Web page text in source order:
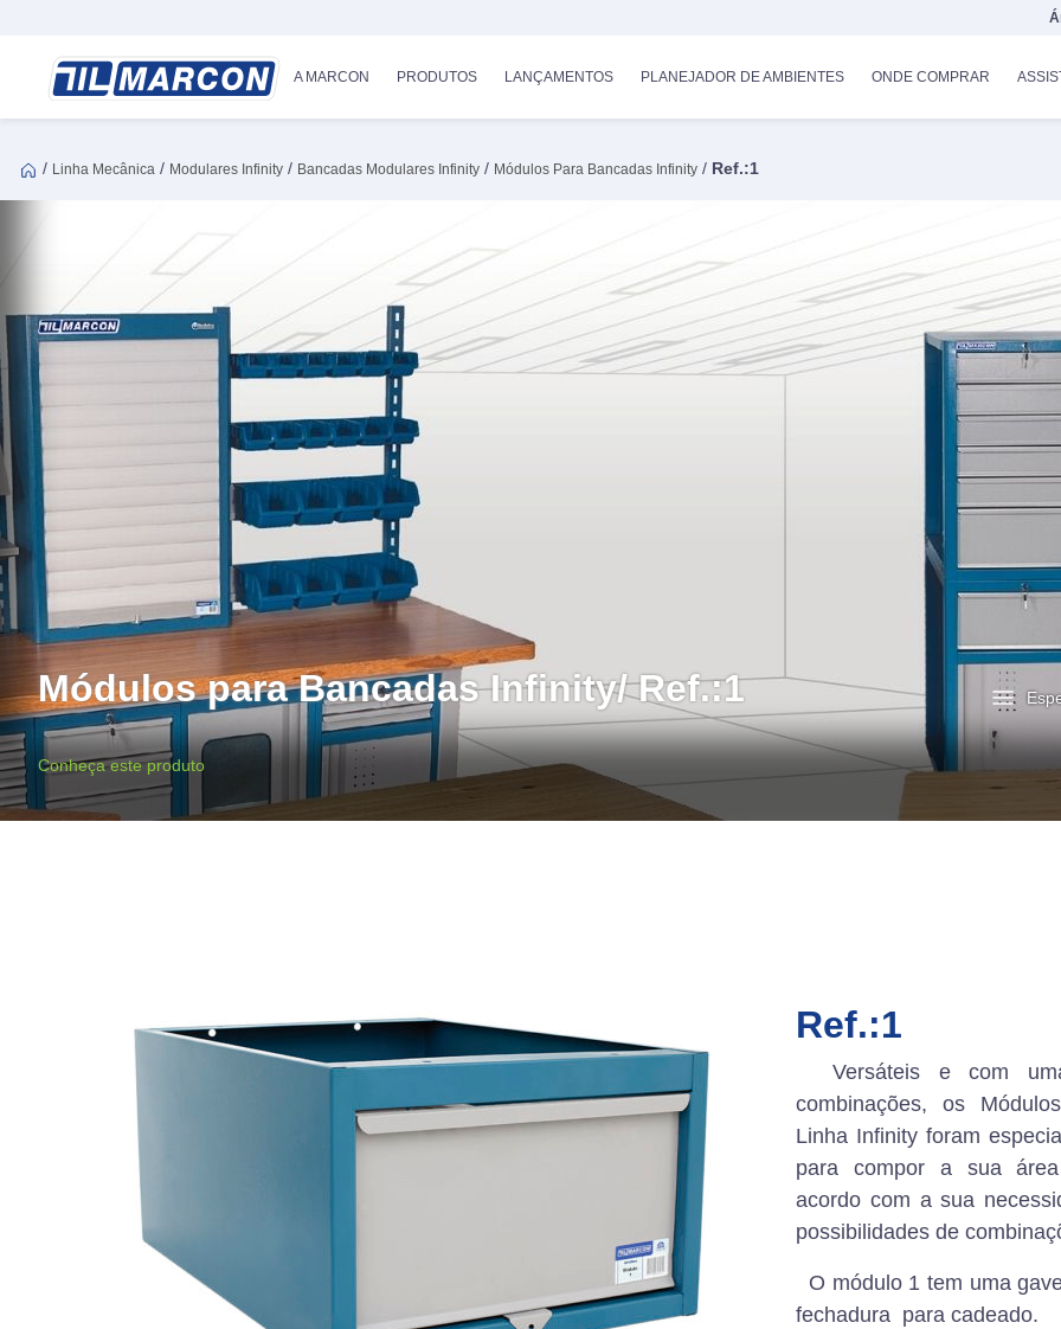
A MARCON PRODUTOS LANÇAMENTOS PLANEJADOR DE AMBIENTES ONDE COMPRAR
/ Linha Mecânica / Modulares Infinity / Bancadas Modulares Infinity / Módulos Para Bancadas Infinity / Ref.:1
Módulos para Bancadas Infinity/ Ref.:1
Conheça este produto
Ref.:1
Versáteis e com
combinações, os
Linha Infinity foram
para compor a sua
acordo com a sua
possibilidades de
O módulo 1 tem uma
fechadura para cadeado.